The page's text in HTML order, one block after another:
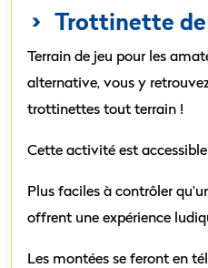
> Trottinette
Terrain de jeu pour les
alternative, vous y
trottinettes tout terrain !
Cette activité est
Plus faciles à contrôler
offrent une expérience
Les montées se feront en